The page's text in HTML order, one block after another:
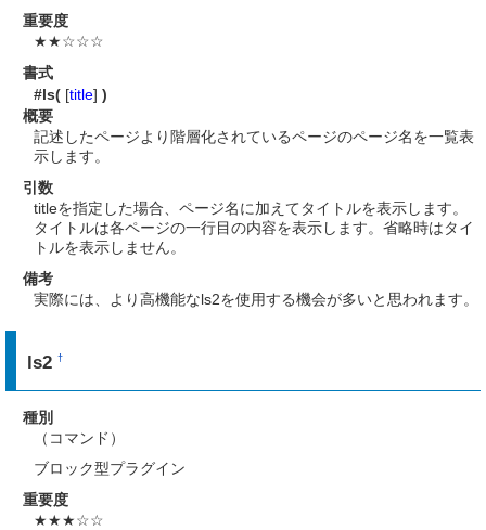
重要度
★★☆☆☆
書式
#ls( [title] )
概要
記述したページより階層化されているページのページ名を一覧表
示します。
引数
titleを指定した場合、ページ名に加えてタイトルを表示します。
タイトルは各ページの一行目の内容を表示します。省略時はタイ
トルを表示しません。
備考
実際には、より高機能なls2を使用する機会が多いと思われます。
ls2†
種別
（コマンド）
ブロック型プラグイン
重要度
★★★☆☆